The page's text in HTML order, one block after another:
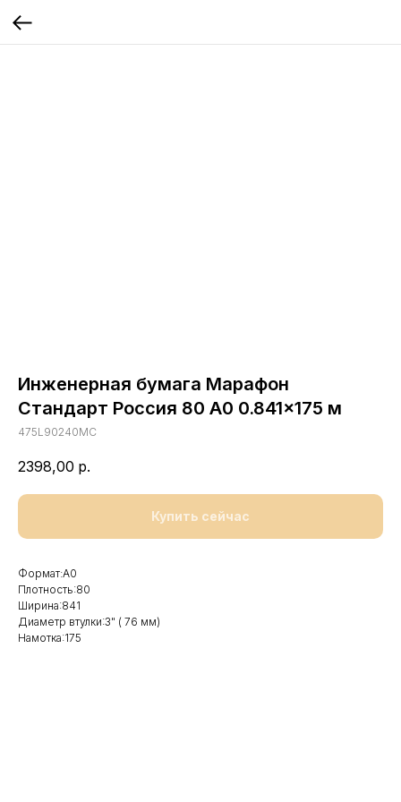
Инженерная бумага Марафон
Стандарт Россия 80 A0 0.841x175 м
475L90240MC
2398,00 р.
Купить сейчас
Формат:А0
Плотность:80
Ширина:841
Диаметр втулки:3" ( 76 мм)
Намотка:175